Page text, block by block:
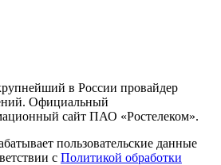
в России провайдер
Официальный
сайт ПАО «Ростелеком».
пользовательские данные
с Политикой обработки